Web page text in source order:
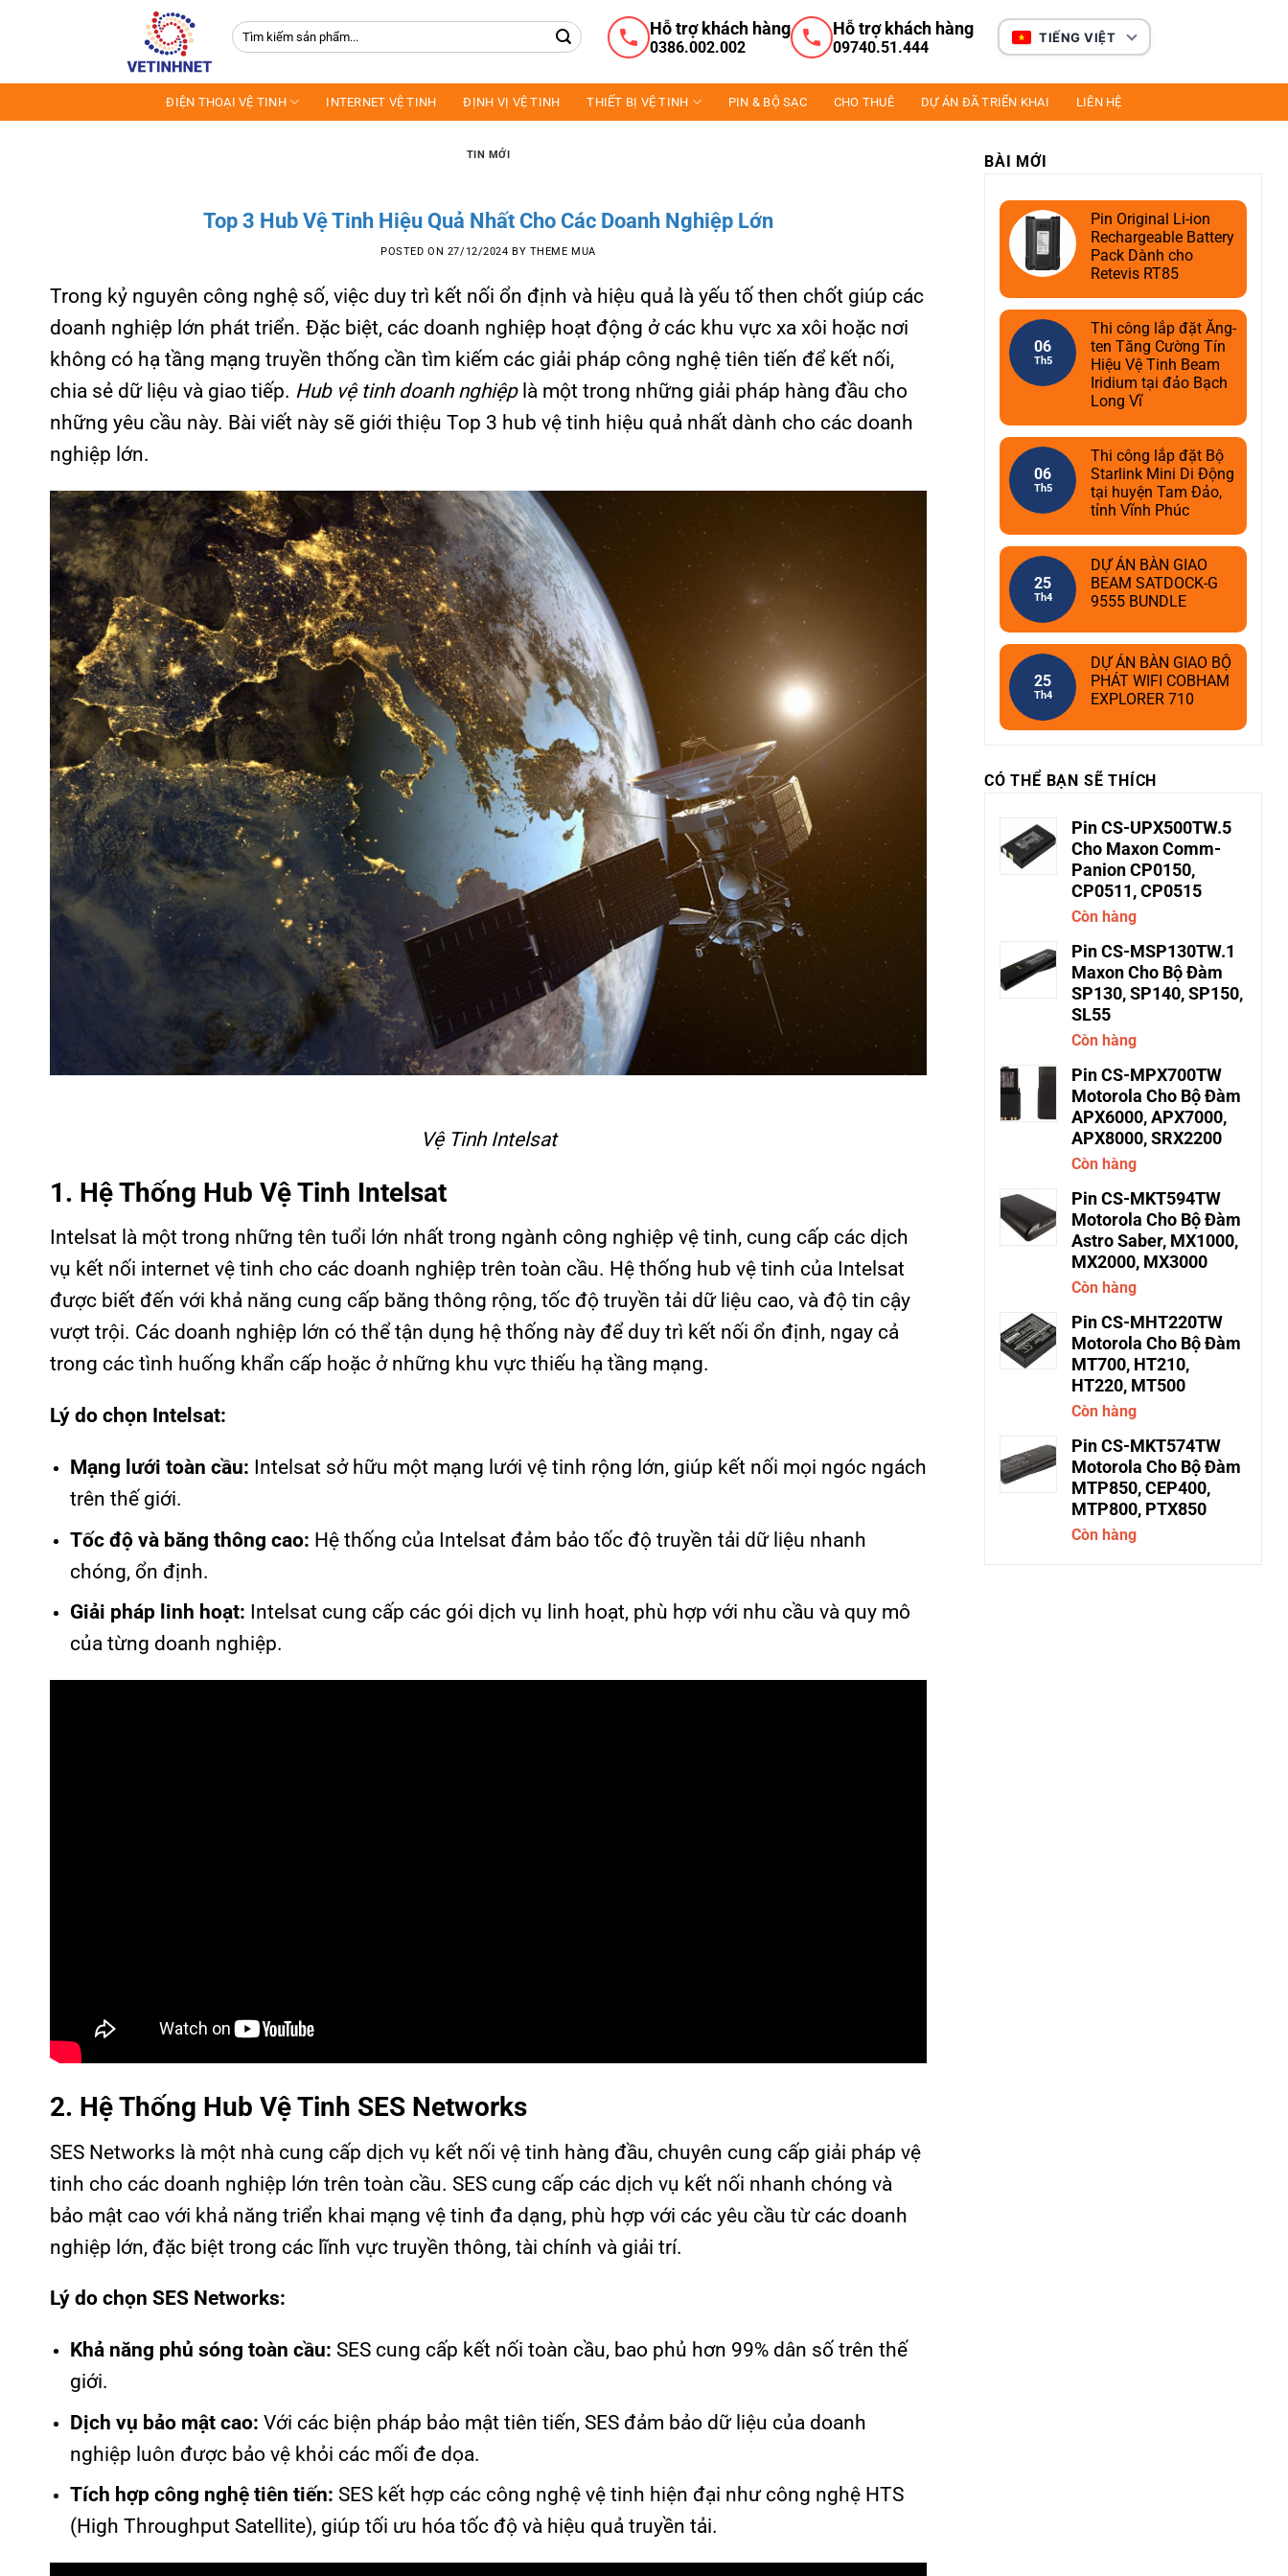
Tìm
kiếm:
Hỗ trợ khách hàng
0386.002.002
Hỗ trợ khách hàng
09740.51.444
TIẾNG VIỆT
ĐIỆN THOẠI VỆ TINH INTERNET VỆ TINH ĐỊNH VỊ VỆ TINH THIẾT BỊ VỆ TINH PIN & BỘ SẠC CHO THUÊ DỰ ÁN ĐÃ TRIỂN KHAI LIÊN HỆ
TIN MỚI
Top 3 Hub Vệ Tinh Hiệu Quả Nhất Cho Các Doanh Nghiệp Lớn
POSTED ON 27/12/2024 BY THEME MUA
Trong kỷ nguyên công nghệ số, việc duy trì kết nối ổn định và hiệu quả là yếu tố then chốt giúp các
doanh nghiệp lớn phát triển. Đặc biệt, các doanh nghiệp hoạt động ở các khu vực xa xôi hoặc nơi
không có hạ tầng mạng truyền thống cần tìm kiếm các giải pháp công nghệ tiên tiến để kết nối,
chia sẻ dữ liệu và giao tiếp. Hub vệ tinh doanh nghiệplà một trong những giải pháp hàng đầu cho
những yêu cầu này. Bài viết này sẽ giới thiệu Top 3 hub vệ tinh hiệu quả nhất dành cho các doanh
nghiệp lớn.
Vệ Tinh Intelsat
1. Hệ Thống Hub Vệ Tinh Intelsat
Intelsat là một trong những tên tuổi lớn nhất trong ngành công nghiệp vệ tinh, cung cấp các dịch
vụ kết nối internet vệ tinh cho các doanh nghiệp trên toàn cầu. Hệ thống hub vệ tinh của Intelsat
được biết đến với khả năng cung cấp băng thông rộng, tốc độ truyền tải dữ liệu cao, và độ tin cậy
vượt trội. Các doanh nghiệp lớn có thể tận dụng hệ thống này để duy trì kết nối ổn định, ngay cả
trong các tình huống khẩn cấp hoặc ở những khu vực thiếu hạ tầng mạng.
Lý do chọn Intelsat:
Mạng lưới toàn cầu: Intelsat sở hữu một mạng lưới vệ tinh rộng lớn, giúp kết nối mọi ngóc ngách
trên thế giới.
Tốc độ và băng thông cao: Hệ thống của Intelsat đảm bảo tốc độ truyền tải dữ liệu nhanh
chóng, ổn định.
Giải pháp linh hoạt: Intelsat cung cấp các gói dịch vụ linh hoạt, phù hợp với nhu cầu và quy mô
của từng doanh nghiệp.
2. Hệ Thống Hub Vệ Tinh SES Networks
SES Networks là một nhà cung cấp dịch vụ kết nối vệ tinh hàng đầu, chuyên cung cấp giải pháp vệ
tinh cho các doanh nghiệp lớn trên toàn cầu. SES cung cấp các dịch vụ kết nối nhanh chóng và
bảo mật cao với khả năng triển khai mạng vệ tinh đa dạng, phù hợp với các yêu cầu từ các doanh
nghiệp lớn, đặc biệt trong các lĩnh vực truyền thông, tài chính và giải trí.
Lý do chọn SES Networks:
Khả năng phủ sóng toàn cầu: SES cung cấp kết nối toàn cầu, bao phủ hơn 99% dân số trên thế
giới.
Dịch vụ bảo mật cao: Với các biện pháp bảo mật tiên tiến, SES đảm bảo dữ liệu của doanh
nghiệp luôn được bảo vệ khỏi các mối đe dọa.
Tích hợp công nghệ tiên tiến: SES kết hợp các công nghệ vệ tinh hiện đại như công nghệ HTS
(High Throughput Satellite), giúp tối ưu hóa tốc độ và hiệu quả truyền tải.
BÀI MỚI
Pin Original Li-ion
Rechargeable Battery
Pack Dành cho
Retevis RT85
06
Th5
Thi công lắp đặt Ăng-
ten Tăng Cường Tín
Hiệu Vệ Tinh Beam
Iridium tại đảo Bạch
Long Vĩ
06
Th5
Thi công lắp đặt Bộ
Starlink Mini Di Động
tại huyện Tam Đảo,
tỉnh Vĩnh Phúc
25
Th4
DỰ ÁN BÀN GIAO
BEAM SATDOCK-G
9555 BUNDLE
25
Th4
DỰ ÁN BÀN GIAO BỘ
PHÁT WIFI COBHAM
EXPLORER 710
CÓ THỂ BẠN SẼ THÍCH
Pin CS-UPX500TW.5
Cho Maxon Comm-
Panion CP0150,
CP0511, CP0515
Còn hàng
Pin CS-MSP130TW.1
Maxon Cho Bộ Đàm
SP130, SP140, SP150,
SL55
Còn hàng
Pin CS-MPX700TW
Motorola Cho Bộ Đàm
APX6000, APX7000,
APX8000, SRX2200
Còn hàng
Pin CS-MKT594TW
Motorola Cho Bộ Đàm
Astro Saber, MX1000,
MX2000, MX3000
Còn hàng
Pin CS-MHT220TW
Motorola Cho Bộ Đàm
MT700, HT210,
HT220, MT500
Còn hàng
Pin CS-MKT574TW
Motorola Cho Bộ Đàm
MTP850, CEP400,
MTP800, PTX850
Còn hàng